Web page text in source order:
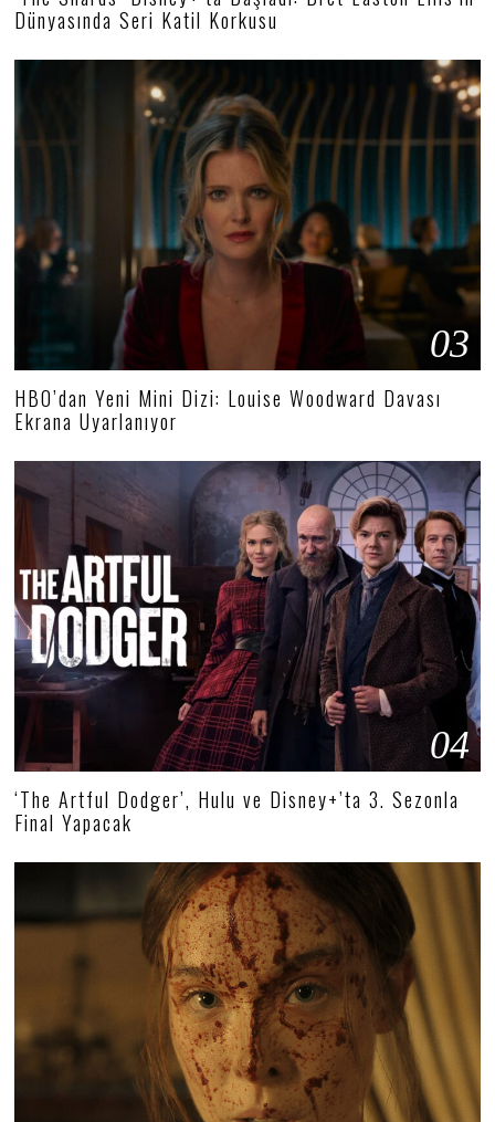
Dünyasında Seri Katil Korkusu
03
HBO’dan Yeni Mini Dizi: Louise Woodward Davası
Ekrana Uyarlanıyor
04
‘The Artful Dodger’, Hulu ve Disney+’ta 3. Sezonla
Final Yapacak